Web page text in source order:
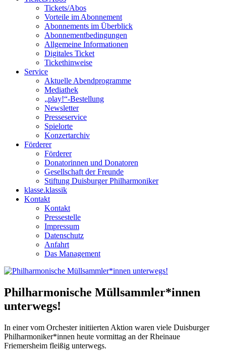
Tickets/Abos
Vorteile im Abonnement
Abonnements im Überblick
Abonnement­bedingungen
Allgemeine Informationen
Digitales Ticket
Ticket­hinweise
Service
Aktuelle Abendprogramme
Mediathek
„play!“-Bestellung
Newsletter
Presseservice
Spielorte
Konzertarchiv
Förderer
Förderer
Donatorinnen und Donatoren
Gesellschaft der Freunde
Stiftung Duisburger Philharmoniker
klasse.klassik
Kontakt
Kontakt
Pressestelle
Impressum
Datenschutz
Anfahrt
Das Management
Philharmonische Müllsammler*innen
unterwegs!
In einer vom Orchester initiierten Aktion waren viele Duisburger
Philharmoniker*innen heute vormittag an der Rheinaue
Friemersheim fleißig unterwegs.